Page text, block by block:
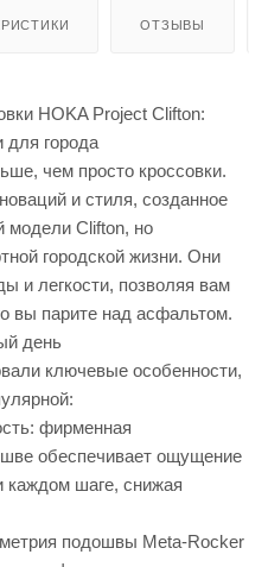
ОТЗЫВЫ
HOKA Project Clifton:
для города
чем просто кроссовки.
и стиля, созданное
модели Clifton, но
городской жизни. Они
и легкости, позволяя вам
вы парите над асфальтом.
день
ключевые особенности,
фирменная
обеспечивает ощущение
каждом шаге, снижая
подошвы Meta-Rocker